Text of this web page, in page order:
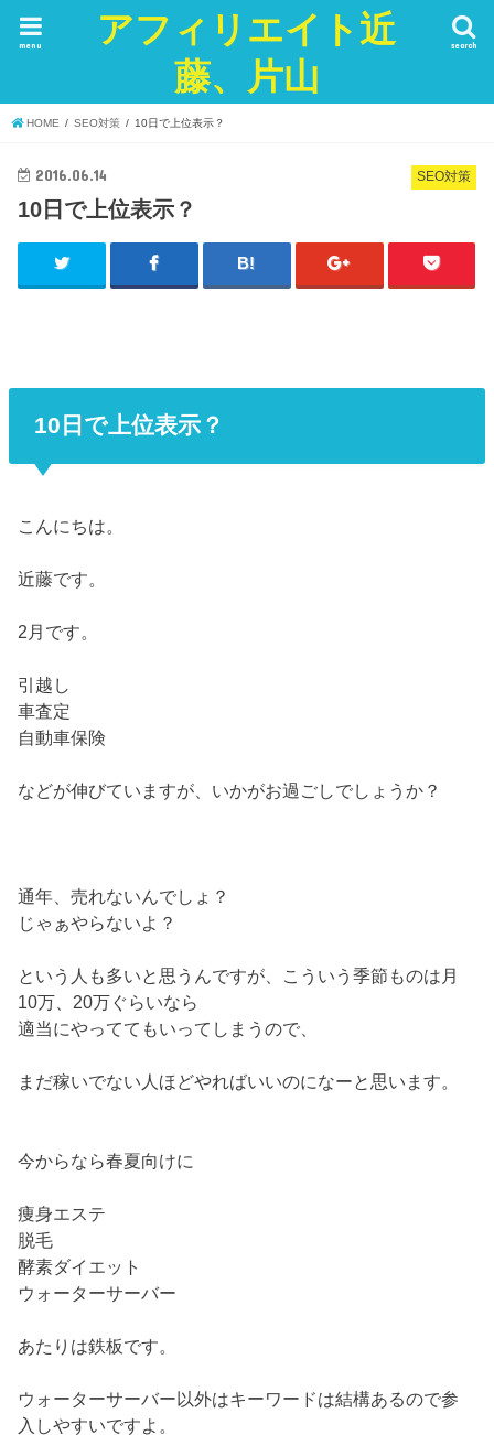
アフィリエイト近
藤、片山
search
menu
HOME SEO対策 10日で上位表示？
SEO対策
2016.06.14
10日で上位表示？
10日で上位表示？
こんにちは。
近藤です。
2月です。
引越し
車査定
自動車保険
などが伸びていますが、いかがお過ごしでしょうか？
通年、売れないんでしょ？
じゃぁやらないよ？
という人も多いと思うんですが、こういう季節ものは月
10万、20万ぐらいなら
適当にやっててもいってしまうので、
まだ稼いでない人ほどやればいいのになーと思います。
今からなら春夏向けに
痩身エステ
脱毛
酵素ダイエット
ウォーターサーバー
あたりは鉄板です。
ウォーターサーバー以外はキーワードは結構あるので参
入しやすいですよ。